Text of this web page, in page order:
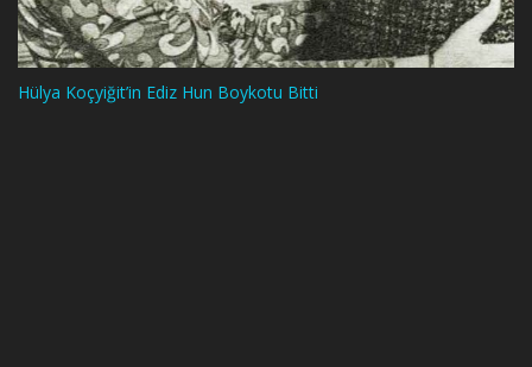
Hülya Koçyiğit’in Ediz Hun Boykotu Bitti